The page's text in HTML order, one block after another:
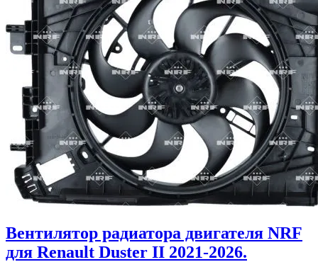
Вентилятор радиатора двигателя NRF
для Renault Duster II 2021-2026.